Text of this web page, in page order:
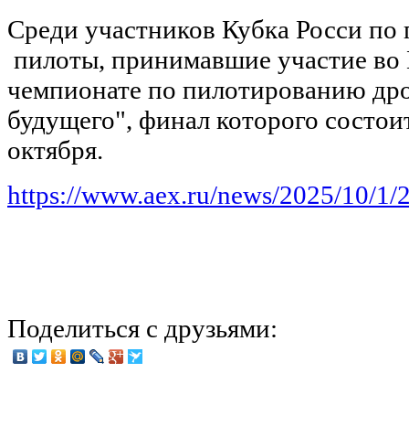
Среди участников Кубка Росси по
пилоты, принимавшие участие во
чемпионате по пилотированию
будущего", финал которого
октября.
https://www.aex.ru/news/2025/10/1/
Поделиться с друзьями: